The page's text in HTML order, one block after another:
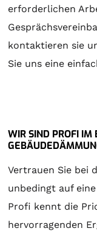
erforderlichen
kontaktieren sie
Sie uns eine
WIR SIND PROFI IM
Vertrauen Sie bei
unbedingt auf
Profi kennt die
hervorragenden